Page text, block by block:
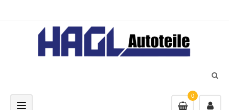
0
Toggle navigation